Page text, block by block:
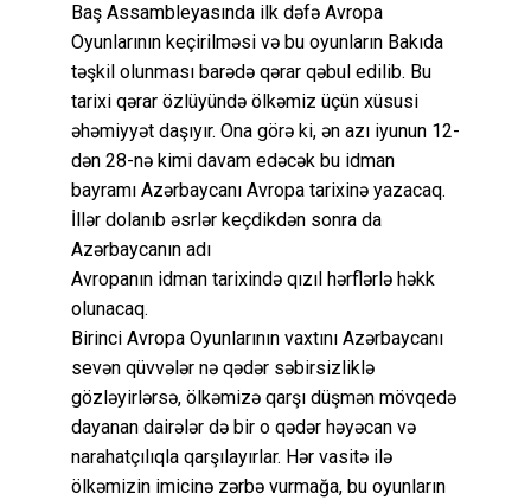
Baş Assambleyasında ilk dəfə Avropa
Oyunlarının keçirilməsi və bu oyunların Bakıda
təşkil olunması barədə qərar qəbul edilib. Bu
tarixi qərar özlüyündə ölkəmiz üçün xüsusi
əhəmiyyət daşıyır. Ona görə ki, ən azı iyunun 12-
dən 28-nə kimi davam edəcək bu idman
bayramı Azərbaycanı Avropa tarixinə yazacaq.
İllər dolanıb əsrlər keçdikdən sonra da
Azərbaycanın adı
Avropanın idman tarixində qızıl hərflərlə həkk
olunacaq.
Birinci Avropa Oyunlarının vaxtını Azərbaycanı
sevən qüvvələr nə qədər səbirsizliklə
gözləyirlərsə, ölkəmizə qarşı düşmən mövqedə
dayanan dairələr də bir o qədər həyəcan və
narahatçılıqla qarşılayırlar. Hər vasitə ilə
ölkəmizin imicinə zərbə vurmağa, bu oyunların